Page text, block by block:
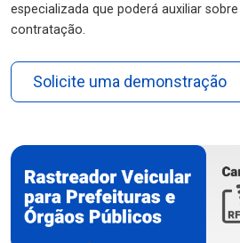
especializada que poderá auxiliar
contratação.
Solicite uma demonstração